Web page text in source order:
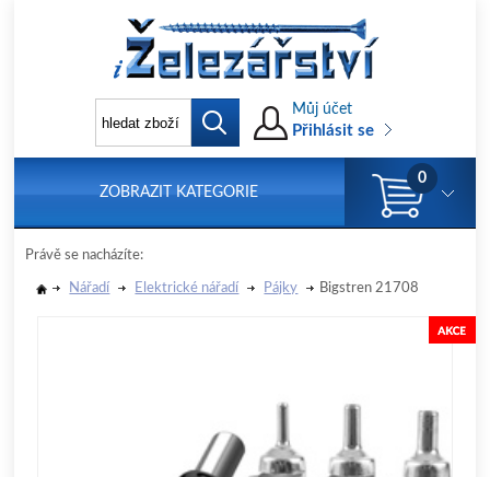
Můj účet
Přihlásit se
ZOBRAZIT KATEGORIE
0
Právě se nacházíte:
Nářadí Elektrické nářadí Pájky Bigstren 21708